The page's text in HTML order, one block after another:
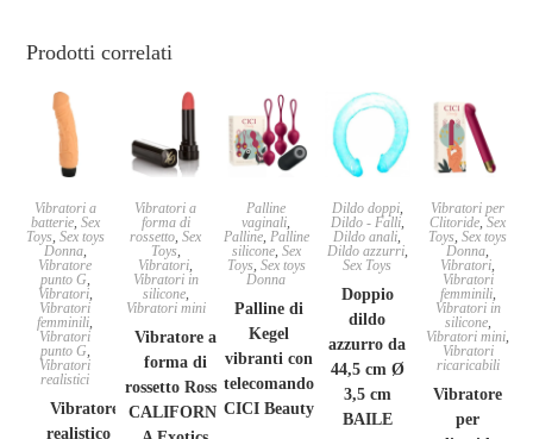
Prodotti correlati
Vibratori a
batterie, Sex
Toys Sex toys
Donna,
Vibratore
punto G
Vibratori,
Vibratori
femminili
Vibratori
punto G
Vibratori
realistici
Vibratore
realistico a
Vibratori a
forma di
rossetto ,Sex
Toys
Vibratori
Vibratori in
silicone,
Vibratori mini
Vibratore a
forma di
rossetto Rosso
CALIFORNI
Palline
vaginali
Palline, Palline
silicone, Sex
Toys Sex toys
Donna
Palline di
Kegel
vibranti con
telecomando
CICI Beauty
Dildo doppi,
Dildo - Falli,
Dildo anali
Dildo azzurri,
Sex Toys
Doppio
dildo
azzurro da
44,5 cm Ø
3,5 cm
BAILE
Vibratori per
Clitoride ,Sex
Toys ,Sex toys
Donna
Vibratori
Vibratori
femminili,
Vibratori in
silicone,
Vibratori mini
Vibratori
ricaricabili
Vibratore
per